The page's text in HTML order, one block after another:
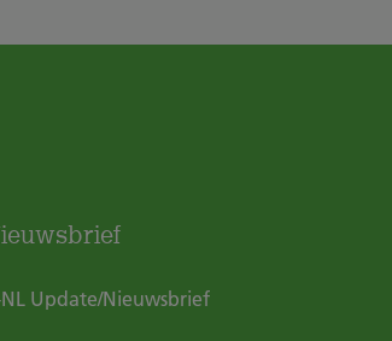
Update/Nieuwsbrief